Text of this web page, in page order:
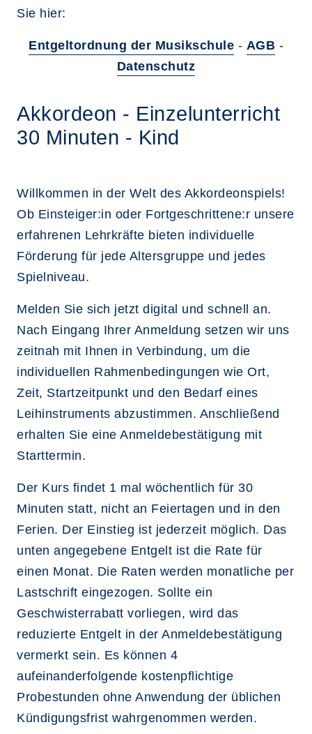
Sie hier:
Entgeltordnung der Musikschule - AGB -
Datenschutz
Akkordeon - Einzelunterricht
30 Minuten - Kind
Willkommen in der Welt des Akkordeonspiels!
Ob Einsteiger:in oder Fortgeschrittene:r unsere
erfahrenen Lehrkräfte bieten individuelle
Förderung für jede Altersgruppe und jedes
Spielniveau.
Melden Sie sich jetzt digital und schnell an.
Nach Eingang Ihrer Anmeldung setzen wir uns
zeitnah mit Ihnen in Verbindung, um die
individuellen Rahmenbedingungen wie Ort,
Zeit, Startzeitpunkt und den Bedarf eines
Leihinstruments abzustimmen. Anschließend
erhalten Sie eine Anmeldebestätigung mit
Starttermin.
Der Kurs findet 1 mal wöchentlich für 30
Minuten statt, nicht an Feiertagen und in den
Ferien. Der Einstieg ist jederzeit möglich. Das
unten angegebene Entgelt ist die Rate für
einen Monat. Die Raten werden monatliche per
Lastschrift eingezogen. Sollte ein
Geschwisterrabatt vorliegen, wird das
reduzierte Entgelt in der Anmeldebestätigung
vermerkt sein. Es können 4
aufeinanderfolgende kostenpflichtige
Probestunden ohne Anwendung der üblichen
Kündigungsfrist wahrgenommen werden.